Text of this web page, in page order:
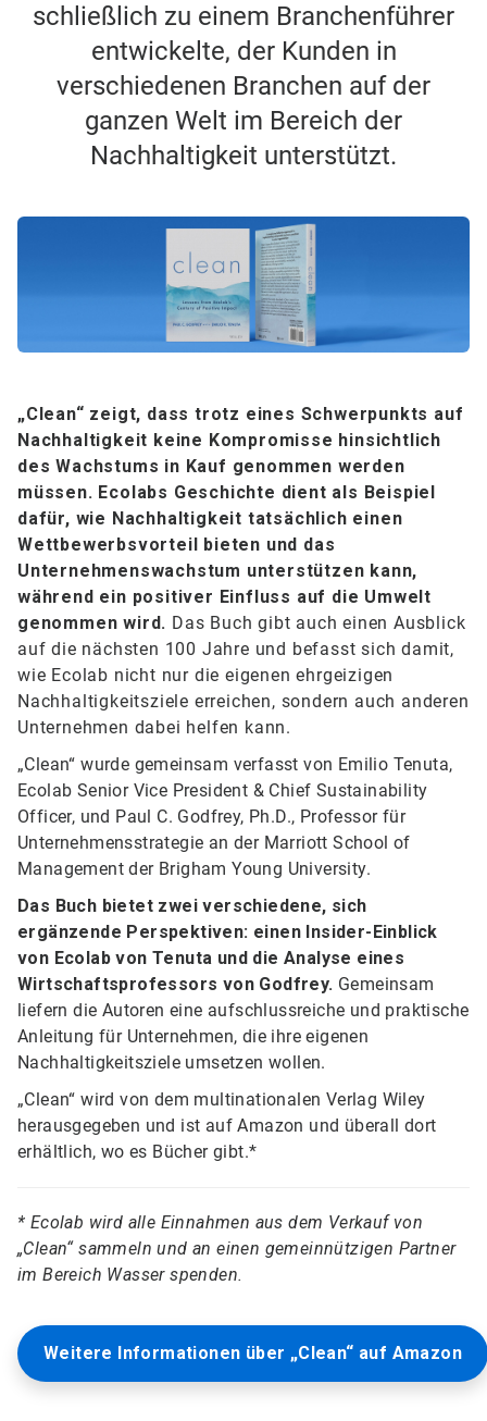
schließlich zu einem Branchenführer
entwickelte, der Kunden in
verschiedenen Branchen auf der
ganzen Welt im Bereich der
Nachhaltigkeit unterstützt.
„Clean“ zeigt, dass trotz eines Schwerpunkts auf
Nachhaltigkeit keine Kompromisse hinsichtlich
des Wachstums in Kauf genommen werden
müssen. Ecolabs Geschichte dient als Beispiel
dafür, wie Nachhaltigkeit tatsächlich einen
Wettbewerbsvorteil bieten und das
Unternehmenswachstum unterstützen kann,
während ein positiver Einfluss auf die Umwelt
genommen wird. Das Buch gibt auch einen Ausblick
auf die nächsten 100 Jahre und befasst sich damit,
wie Ecolab nicht nur die eigenen ehrgeizigen
Nachhaltigkeitsziele erreichen, sondern auch anderen
Unternehmen dabei helfen kann.
„Clean“ wurde gemeinsam verfasst von Emilio Tenuta,
Ecolab Senior Vice President & Chief Sustainability
Officer, und Paul C. Godfrey, Ph.D., Professor für
Unternehmensstrategie an der Marriott School of
Management der Brigham Young University.
Das Buch bietet zwei verschiedene, sich
ergänzende Perspektiven: einen Insider-Einblick
von Ecolab von Tenuta und die Analyse eines
Wirtschaftsprofessors von Godfrey. Gemeinsam
liefern die Autoren eine aufschlussreiche und praktische
Anleitung für Unternehmen, die ihre eigenen
Nachhaltigkeitsziele umsetzen wollen.
„Clean“ wird von dem multinationalen Verlag Wiley
herausgegeben und ist auf Amazon und überall dort
erhältlich, wo es Bücher gibt.*
* Ecolab wird alle Einnahmen aus dem Verkauf von
„Clean“ sammeln und an einen gemeinnützigen Partner
im Bereich Wasser spenden.
Weitere Informationen über „Clean“ auf Amazon